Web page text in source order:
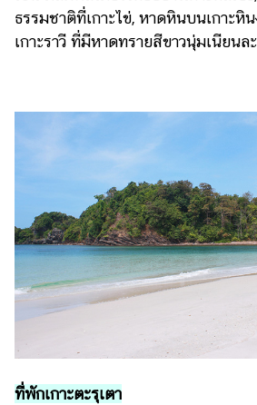
ธรรมชาติที่เกาะไข่, หาดหินบนเกาะหิน
เกาะราวี ที่มีหาดทรายสีขาวนุ่มเนียนล
ที่พักเกาะตะรุเตา